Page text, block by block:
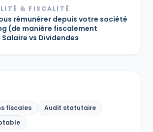
& FISCALITÉ
rémunérer depuis votre société
(de manière fiscalement
vs Dividendes
fiscales
Audit statutaire